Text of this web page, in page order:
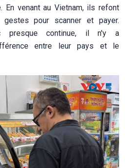
En venant au Vietnam, ils refont
pour scanner et payer.
presque continue, il n'y a
entre leur pays et le